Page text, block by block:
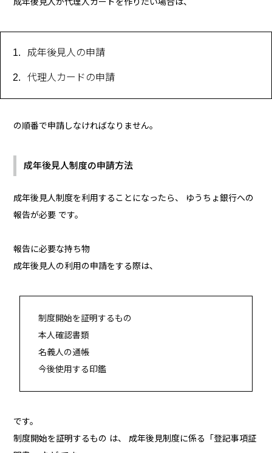
成年後見人の申請
代理人カードの申請
の順番で申請しなければなりません。
成年後見人制度の申請方法
成年後見人制度を利用することになったら、 ゆうちょ銀行への
報告が必要 です。
報告に必要な持ち物
成年後見人の利用の申請をする際は、
制度開始を証明するもの
本人確認書類
名義人の通帳
今後使用する印鑑
です。
制度開始を証明するもの は、 成年後見制度に係る「登記事項証